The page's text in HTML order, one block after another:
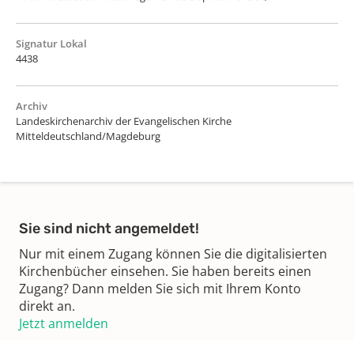
Signatur Lokal
4438
Archiv
Landeskirchenarchiv der Evangelischen Kirche
Mitteldeutschland/Magdeburg
Sie sind nicht angemeldet!
Nur mit einem Zugang können Sie die digitalisierten
Kirchenbücher einsehen. Sie haben bereits einen
Zugang? Dann melden Sie sich mit Ihrem Konto
direkt an.
Jetzt anmelden